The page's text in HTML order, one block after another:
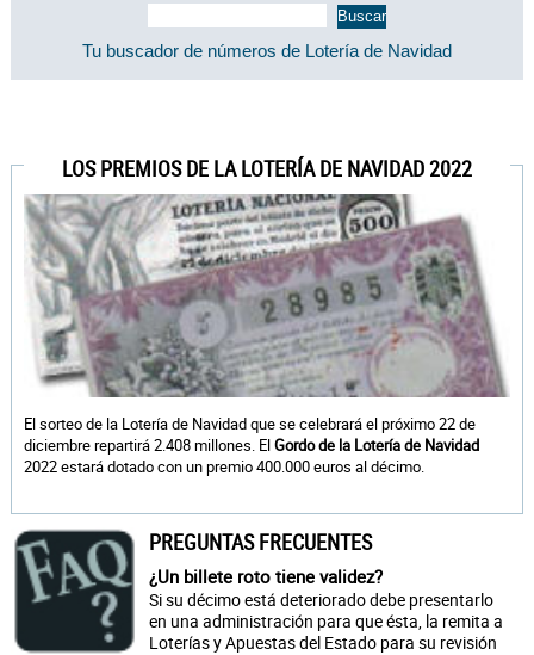
Tu buscador de números de Lotería de Navidad
LOS PREMIOS DE LA LOTERÍA DE NAVIDAD 2022
El sorteo de la Lotería de Navidad que se celebrará el próximo 22 de
diciembre repartirá 2.408 millones. ElGordo de la Lotería de Navidad
2022 estará dotado con un premio 400.000 euros al décimo.
PREGUNTAS FRECUENTES
¿Un billete roto tiene validez?
Si su décimo está deteriorado debe presentarlo
en una administración para que ésta, la remita a
Loterías y Apuestas del Estado para su revisión